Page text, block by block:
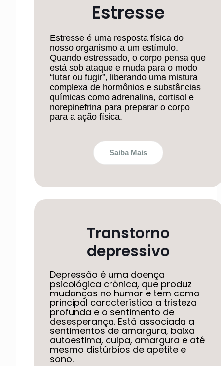
Estresse
Estresse é uma resposta física do
nosso organismo a um estímulo.
Quando estressado, o corpo pensa que
está sob ataque e muda para o modo
“lutar ou fugir”, liberando uma mistura
complexa de hormônios e substâncias
químicas como adrenalina, cortisol e
norepinefrina para preparar o corpo
para a ação física.
Saiba Mais
Transtorno
depressivo
Depressão é uma doença
psicológica crônica, que produz
mudanças no humor e tem como
principal característica a tristeza
profunda e o sentimento de
desesperança. Está associada a
sentimentos de amargura, baixa
autoestima, culpa, amargura e até
mesmo distúrbios de apetite e
sono.